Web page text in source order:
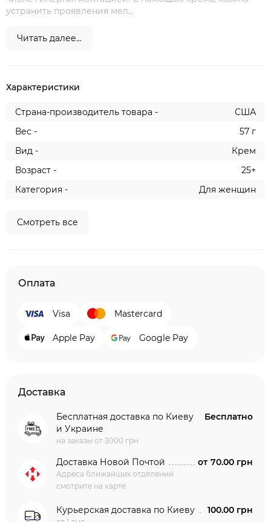
устранить проявления мел...
Читать далее...
Характеристики
Страна-производитель товара -
США
Вес -
57 г
Вид -
Крем
Возраст -
25+
Категория -
Для женщин
Смотреть все
Оплата
Visa Mastercard
Apple Pay Google Pay
Доставка
Бесплатная доставка по Киеву
и Украине
на заказы от 3000 грн
Бесплатно
Доставка Новой Почтой
Адреса ближайших отделений
смотрите на карте
от 70.00 грн
Курьерская доставка по Киеву 100.00 грн